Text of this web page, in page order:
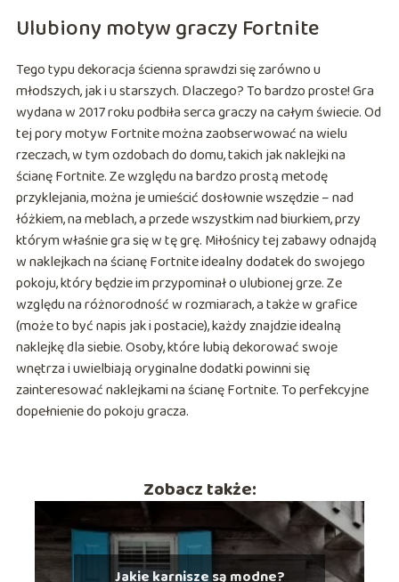
Ulubiony motyw graczy Fortnite
Tego typu dekoracja ścienna sprawdzi się zarówno u
młodszych, jak i u starszych. Dlaczego? To bardzo proste! Gra
wydana w 2017 roku podbiła serca graczy na całym świecie. Od
tej pory motyw Fortnite można zaobserwować na wielu
rzeczach, w tym ozdobach do domu, takich jak naklejki na
ścianę Fortnite. Ze względu na bardzo prostą metodę
przyklejania, można je umieścić dosłownie wszędzie – nad
łóżkiem, na meblach, a przede wszystkim nad biurkiem, przy
którym właśnie gra się w tę grę. Miłośnicy tej zabawy odnajdą
w naklejkach na ścianę Fortnite idealny dodatek do swojego
pokoju, który będzie im przypominał o ulubionej grze. Ze
względu na różnorodność w rozmiarach, a także w grafice
(może to być napis jak i postacie), każdy znajdzie idealną
naklejkę dla siebie. Osoby, które lubią dekorować swoje
wnętrza i uwielbiają oryginalne dodatki powinni się
zainteresować naklejkami na ścianę Fortnite. To perfekcyjne
dopełnienie do pokoju gracza.
Zobacz także:
Jakie karnisze są modne?